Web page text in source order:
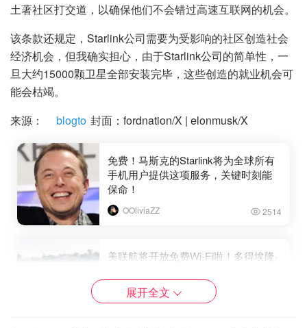
土著社区打交道，以确保他们不会错过高速互联网的机会。
该条款还规定，Starlink公司需要为受影响的社区创造社会
经济机会，但我确实担心，由于Starlink公司的简单性，一
旦大约15000颗卫星全部安装完毕，这些创造的就业机会可
能会枯竭。
来源：
blogto 封面：fordnation/X | elonmusk/X
免费！马斯克的Starlink将为全球所有
手机用户提供这项服务，关键时刻能
保命！
OOliviaZZ 2514
美联航将开放免费Wi-Fi啦！多得埃隆·
是不是有鸡腿吃
展开全文